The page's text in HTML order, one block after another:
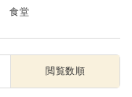
食堂
閲覧数順